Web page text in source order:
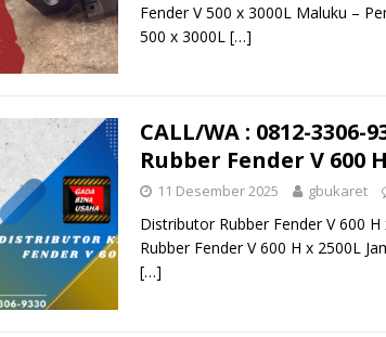
Fender V 500 x 3000L Maluku –
500 x 3000L […]
CALL/WA : 0812-
Rubber Fender V 600
11 Desember 2025 gbukaret
Distributor Rubber Fender V 600
Rubber Fender V 600 H x 2500L
[…]